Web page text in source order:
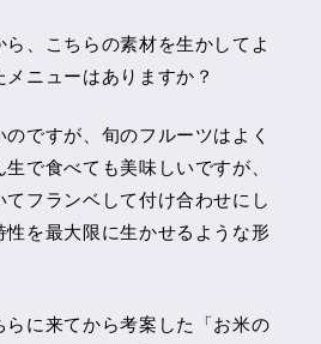
、こちらの素材を生かしてよ
メニューはありますか？
ですが、旬のフルーツはよく
で食べても美味しいですが、
てフランベして付け合わせにし
性を最大限に生かせるような形
らに来てから考案した「お米の